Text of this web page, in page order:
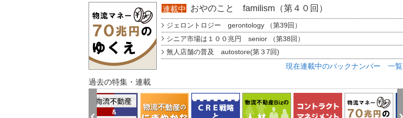
連載中 おやのこと familism（第４０回）
ジェロントロジー gerontology （第39回）
シニア市場は１００兆円 senior （第38回）
無人店舗の普及 autostore(第３7回)
現在連載中のバックナンバー 一覧
過去の特集・連載